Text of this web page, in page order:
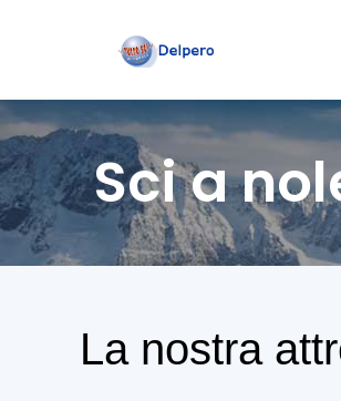
Sci a
La nostra